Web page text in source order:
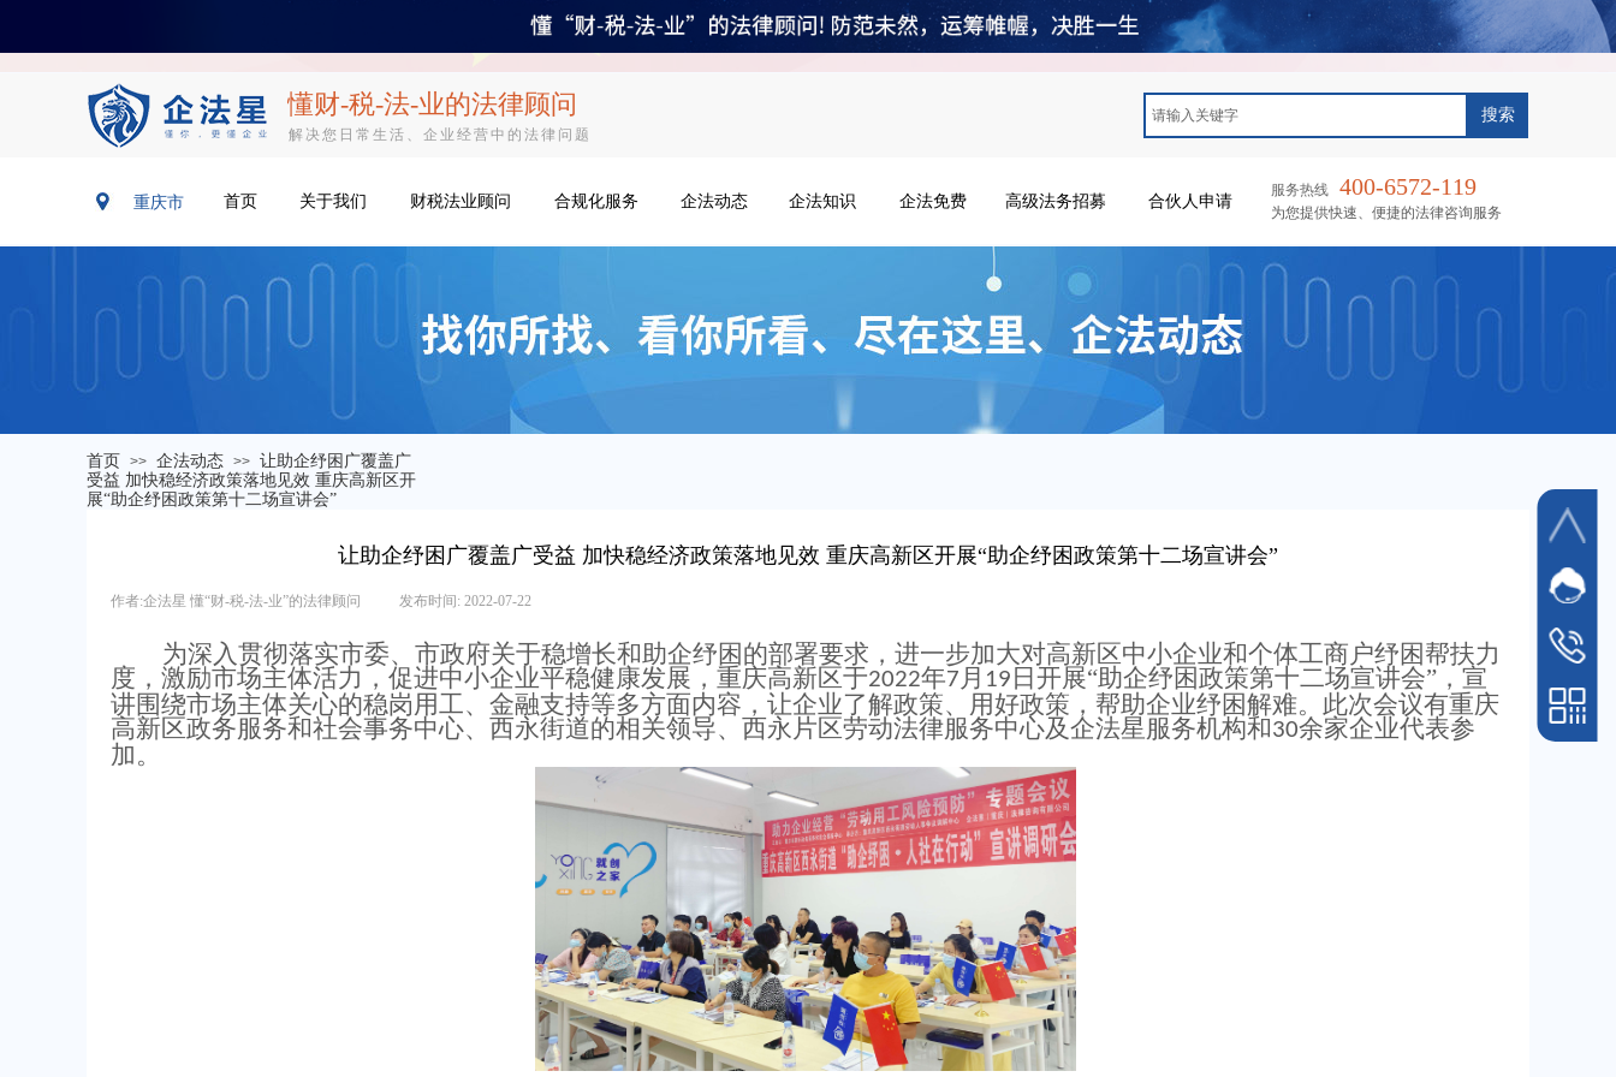
懂财-税-法-业​的法律顾问 搜索
解决您日常生活、企业经营中的法律问题
合伙人申请
财税法业顾问 企法知识
首页 企法免费
关于我们 企法动态 高级法务招募
合规化服务
服务热线 400-6572-119
为您提供快速、便捷的法律咨询服务
重庆市
首页 >> 企法动态 >> 让助企纾困广覆盖广
受益 加快稳经济政策落地见效 重庆高新区开
展“助企纾困政策第十二场宣讲会”
让助企纾困广覆盖广受益 加快稳经济政策落地见效 重庆高新区开展“助企纾困政策第十二场宣讲会”
作者:企法星 懂“财-税-法-业”的法律顾问 发布时间: 2022-07-22
为深入贯彻落实市委、市政府关于稳增长和助企纾困的部署要求，进一步加大对高新区中小企业和个体工商户纾困帮扶力
度，激励市场主体活力，促进中小企业平稳健康发展，重庆高新区于2022年7月 19 日开展“助企纾困政策第十二场宣讲会”，宣
讲围绕市场主体关心的稳岗用工、金融支持等多方面内容，让企业了解政策、用好政策，帮助企业纾困解难。此次会议有重庆
高新区政务服务和社会事务中心、西永街道的相关领导、西永片区劳动法律服务中心及企法星服务机构和30余家企业代表参
加。
客服沟
客服电话